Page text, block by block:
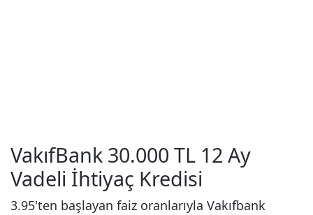
VakıfBank 30.000 TL 12 Ay
Vadeli İhtiyaç Kredisi
3.95'ten başlayan faiz oranlarıyla Vakıfbank